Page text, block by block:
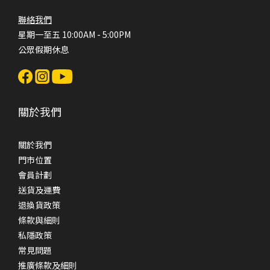
聯絡我們
星期一至五 10:00AM - 5:00PM
公眾假期休息
關於我們
關於我們
門市位置
會員計劃
送貨及運費
退換貨政策
條款與細則
私隱政策
常見問題
推廣條款及細則